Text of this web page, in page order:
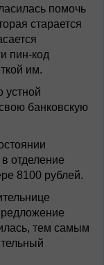
помочь
старается
пин-код
им.
устной
банковскую
отделение
8100 рублей.
тем самым